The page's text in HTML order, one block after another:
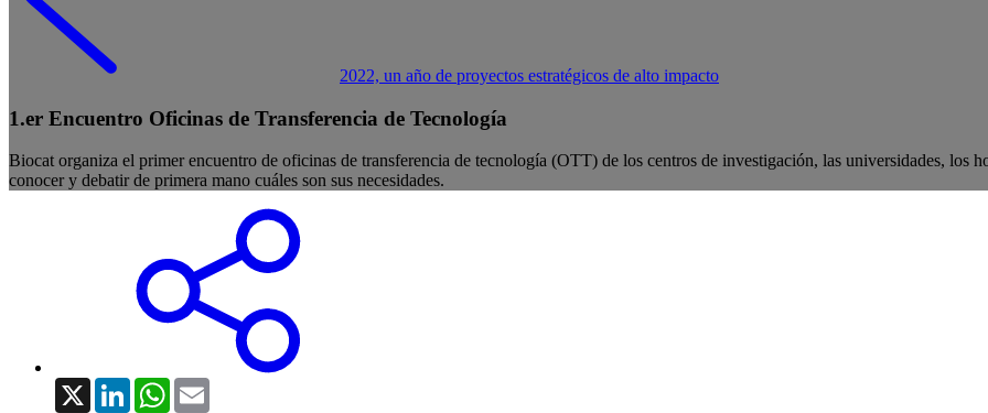
2022, un año de proyectos estratégicos de alto impacto
1.er Encuentro Oficinas de Transferencia de Tecnología
Biocat organiza el primer encuentro de oficinas de transferencia de tecnología (OTT) de los centros de investigación, las universidades, los
conocer y debatir de primera mano cuáles son sus necesidades.
X LinkedInWhatsApp